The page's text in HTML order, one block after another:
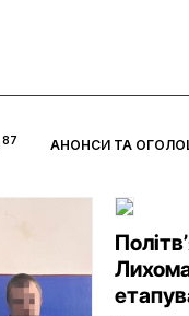
87 АНОНСИ ТА